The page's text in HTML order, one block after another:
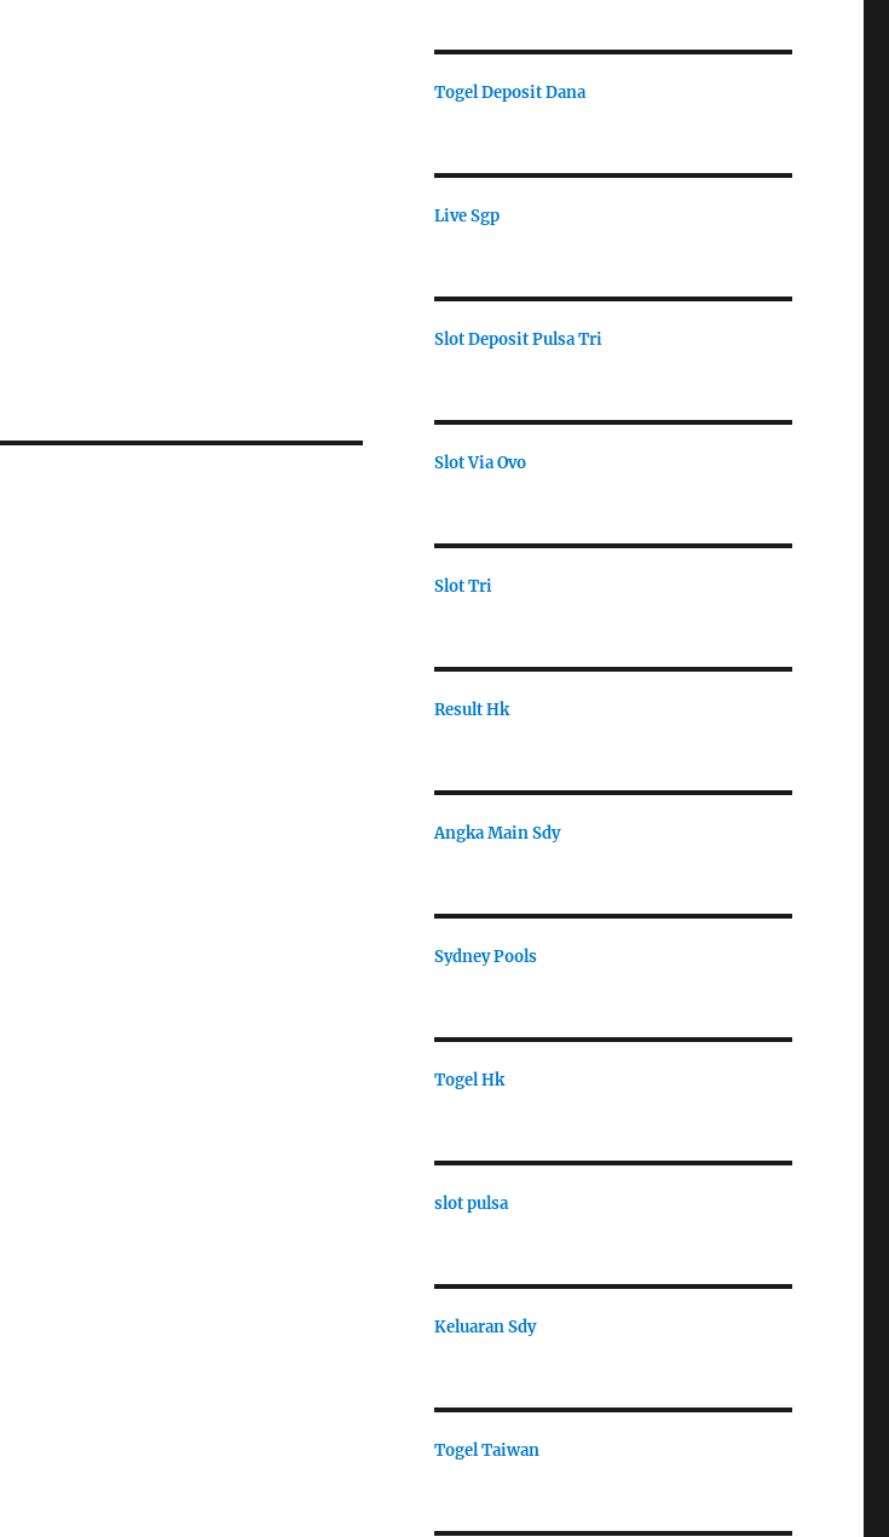
Togel Deposit Dana
Live Sgp
Slot Deposit Pulsa Tri
Slot Via Ovo
Slot Tri
Result Hk
Angka Main Sdy
Sydney Pools
Togel Hk
slot pulsa
Keluaran Sdy
Togel Taiwan